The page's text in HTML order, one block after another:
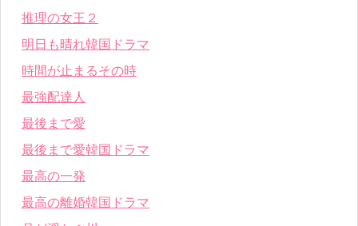
推理の女王２
明日も晴れ韓国ドラマ
時間が止まるその時
最強配達人
最後まで愛
最後まで愛韓国ドラマ
最高の一発
最高の離婚韓国ドラマ